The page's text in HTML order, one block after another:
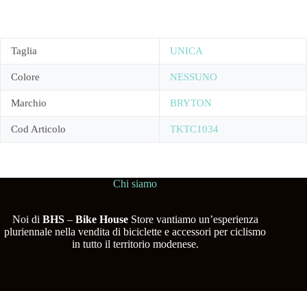
Taglia UNICA
Colore NESSUNO
Marchio BRYTON
Cod Articolo TKTC1034
Chi siamo
Noi di BHS– Bike HouseStore vantiamo un’esperienza
pluriennale nella vendita di biciclette e accessori per ciclismo
in tutto il territorio modenese.